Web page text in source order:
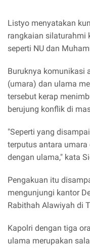
Listyo menyatakan
rangkaian silaturahmi
seperti NU dan
Buruknya komunikasi
(umara) dan ulama
tersebut kerap
berujung konflik di
"Seperti yang
terputus antara
dengan ulama," kata
Pengakuan itu
mengunjungi kantor
Rabithah Alawiyah di
Kapolri dengan tiga
ulama merupakan